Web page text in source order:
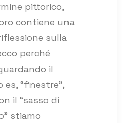
pittorico,
contiene una
sulla
perché
il
“finestre”,
il “sasso di
stiamo